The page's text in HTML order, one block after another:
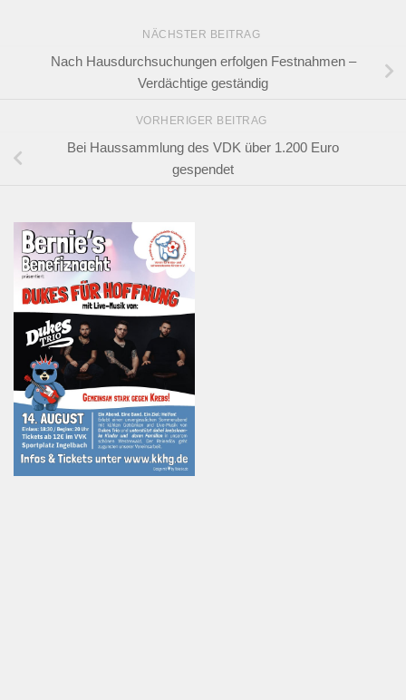
NÄCHSTER BEITRAG
Nach Hausdurchsuchungen erfolgen Festnahmen –
Verdächtige geständig
VORHERIGER BEITRAG
Bei Haussammlung des VDK über 1.200 Euro
gespendet